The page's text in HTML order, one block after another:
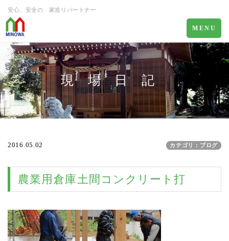
安心、安全の 家造りパートナー
Toggle
navigation
MENU
現 場 日 記
2016.05.02 カテゴリ：ブログ
農業用倉庫土間コンクリート打